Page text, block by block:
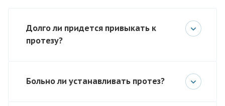
Долго ли придется привыкать к
протезу?
Больно ли устанавливать протез?